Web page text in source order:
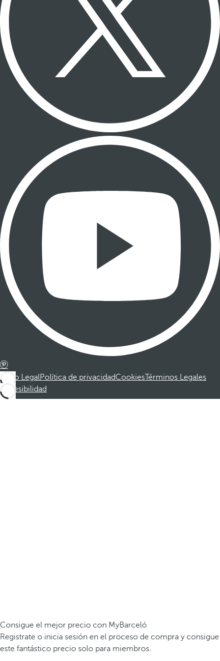
Aviso LegalPolítica de privacidadCookiesTérminos Legales
Accesibilidad
Consigue el mejor precio con MyBarceló
Registrate o inicia sesión en el proceso de compra y consigue
este fantástico precio solo para miembros.